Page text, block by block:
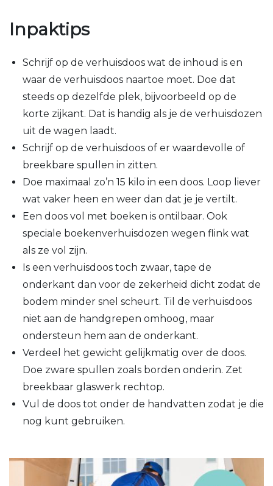
Inpaktips
Schrijf op de verhuisdoos wat de inhoud is en
waar de verhuisdoos naartoe moet. Doe dat
steeds op dezelfde plek, bijvoorbeeld op de
korte zijkant. Dat is handig als je de verhuisdozen
uit de wagen laadt.
Schrijf op de verhuisdoos of er waardevolle of
breekbare spullen in zitten.
Doe maximaal zo’n 15 kilo in een doos. Loop liever
wat vaker heen en weer dan dat je je vertilt.
Een doos vol met boeken is ontilbaar. Ook
speciale boekenverhuisdozen wegen flink wat
als ze vol zijn.
Is een verhuisdoos toch zwaar, tape de
onderkant dan voor de zekerheid dicht zodat de
bodem minder snel scheurt. Til de verhuisdoos
niet aan de handgrepen omhoog, maar
ondersteun hem aan de onderkant.
Verdeel het gewicht gelijkmatig over de doos.
Doe zware spullen zoals borden onderin. Zet
breekbaar glaswerk rechtop.
Vul de doos tot onder de handvatten zodat je die
nog kunt gebruiken.